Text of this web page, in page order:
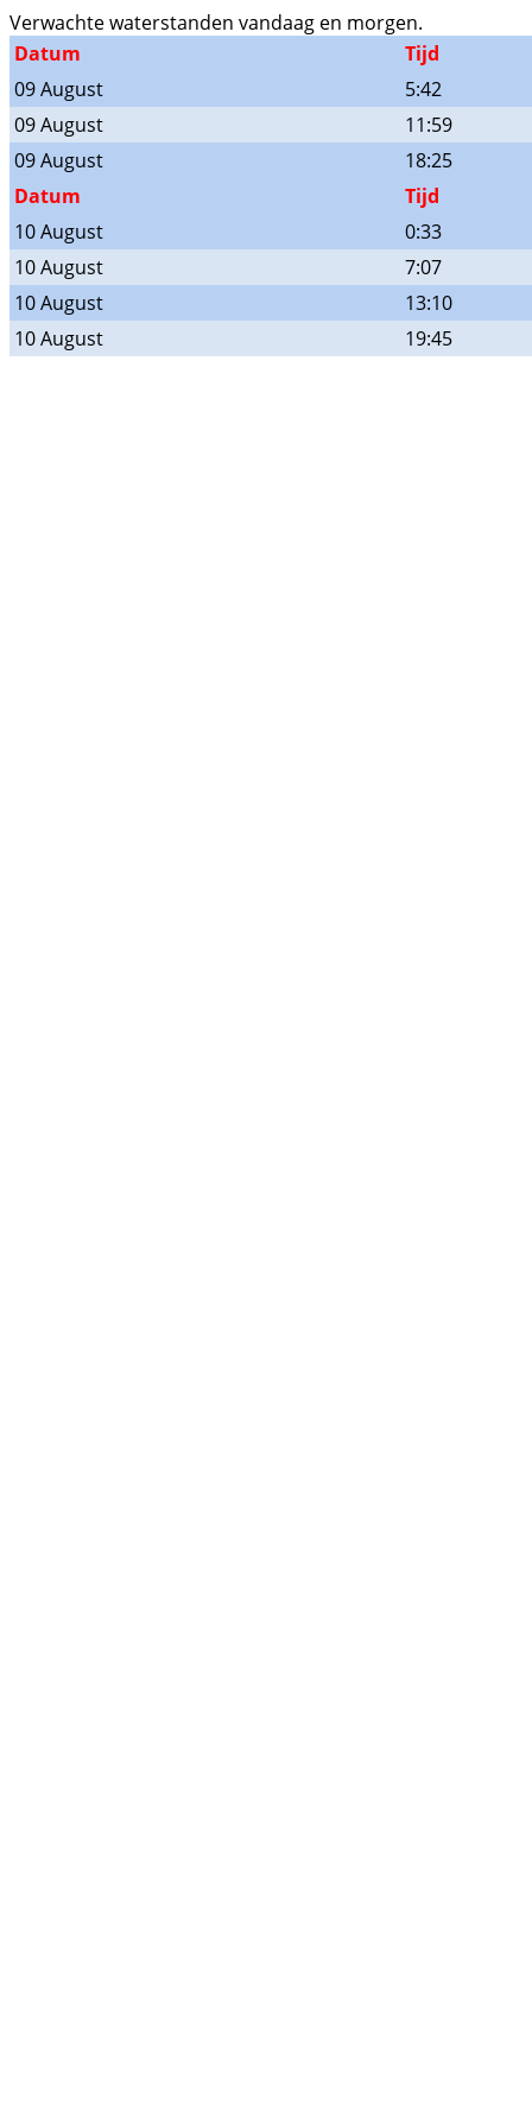
Verwachte waterstanden vandaag en morgen.
Datum
Tijd
09 August
5:42
09 August
11:59
09 August
18:25
Datum
Tijd
10 August
0:33
10 August
7:07
10 August
13:10
10 August
19:45